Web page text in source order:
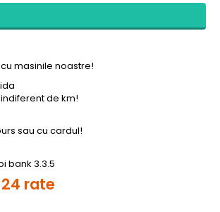
masinile noastre!
de km!
sau cu cardul!
24 rate